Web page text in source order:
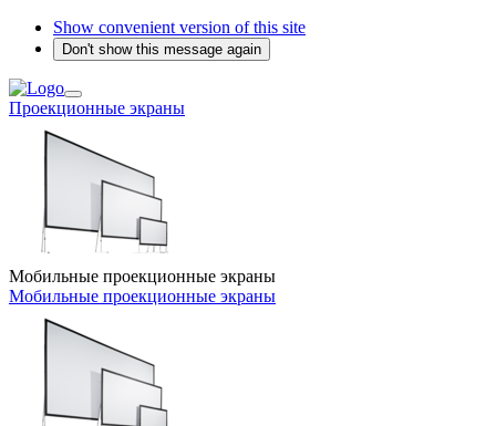
Show convenient version of this site
Don't show this message again
Проекционные экраны
Мобильные проекционные экраны
Мобильные проекционные экраны